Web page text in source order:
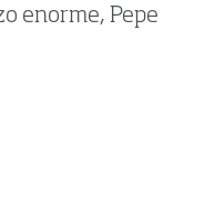
enorme, Pepe